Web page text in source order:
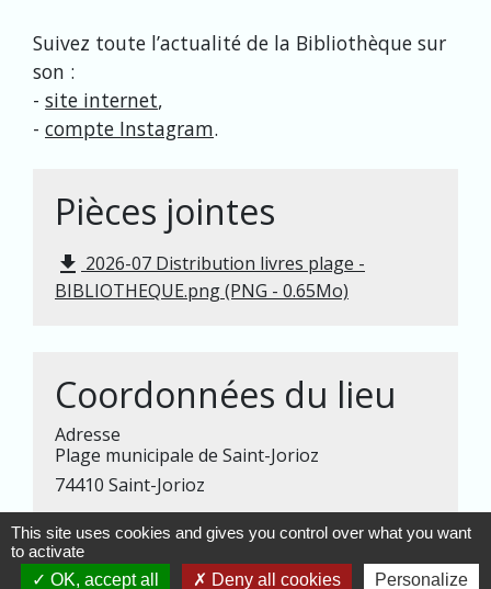
Suivez toute l’actualité de la Bibliothèque sur
son :
- site internet,
- compte Instagram.
Pièces jointes
file_download 2026-07 Distribution livres plage -
BIBLIOTHEQUE.png (PNG - 0.65Mo)
Coordonnées du lieu
Adresse
Plage municipale de Saint-Jorioz
74410 Saint-Jorioz
This site uses cookies and gives you control over what you want
to activate
OK, accept all
Deny all cookies Personalize